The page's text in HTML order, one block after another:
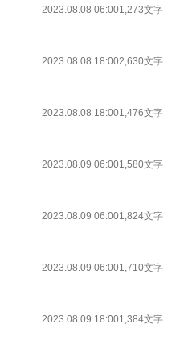
2023.08.08 06:001,273文字
2023.08.08 18:002,630文字
2023.08.08 18:001,476文字
2023.08.09 06:001,580文字
2023.08.09 06:001,824文字
2023.08.09 06:001,710文字
2023.08.09 18:001,384文字